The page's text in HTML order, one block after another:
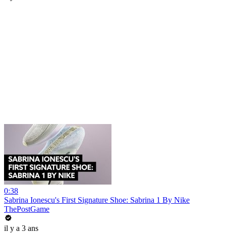
0:38
Sabrina Ionescu's First Signature Shoe: Sabrina 1 By Nike
ThePostGame
il y a 3 ans